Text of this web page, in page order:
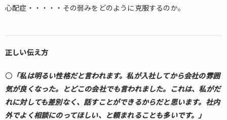
心配症・・・・・その弱みをどのように克服するのか。
正しい伝え方
〇 「私は明るい性格だと言われます。私が入社してから会社の雰囲
気が良くなった。とどこの会社でも言われました。これは、私がだ
れに対しても差別なく、話すことができるからだと思います。社内
外でよく相談にのってほしい、と頼まれることも多いです。」